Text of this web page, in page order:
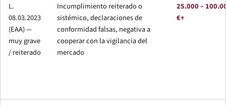
L.
08.03.2023
(EAA) —
muy grave
/ reiterado
Incumplimiento reiterado o
sistémico, declaraciones de
conformidad falsas, negativa a
cooperar con la vigilancia del
mercado
25.000 –
€+